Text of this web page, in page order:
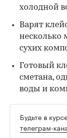
холодной
Варят
несколько
сухих
Готовый
сметана,
воды и
Будьте в
телеграм-